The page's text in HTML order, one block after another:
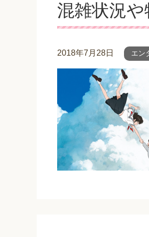
混雑状況
2018年7月28日 エン